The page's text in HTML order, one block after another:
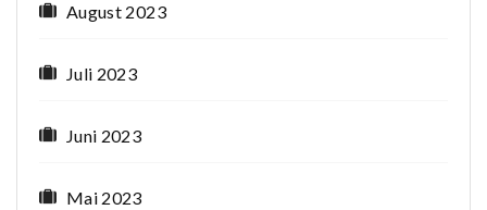
August 2023
Juli 2023
Juni 2023
Mai 2023